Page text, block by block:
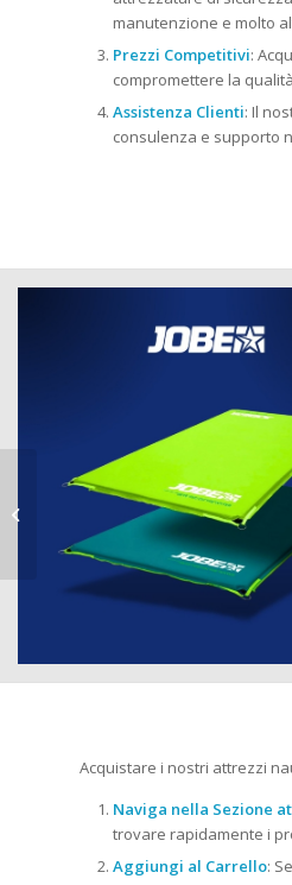
manutenzione e molto
Prezzi Competitivi:
compromettere la
Assistenza Clienti: Il
consulenza e supporto
Acquistare i nostri attrezzi
Naviga nella Sezione
trovare rapidamente i
Aggiungi al Carrello:
attrezzi nautici a Seveso